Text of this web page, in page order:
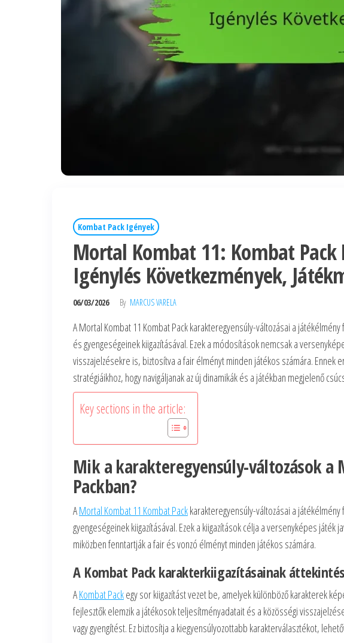
Kombat Pack Igények
Mortal Kombat 11: Kombat Pack
Igénylés Következmények,
06/03/2026 By MARCUS VARELA
A Mortal Kombat 11 Kombat Pack karakteregyensúly-változásai a
és gyengeségeinek kiigazításával. Ezek a módosítások nemcsak a
visszajelzésekre is, biztosítva a fair élményt minden játékos számára. Ennek
stratégiáikhoz, hogy navigáljanak az új dinamikák és a játékban megjelenő
Key sections in the article:
Mik a karakteregyensúly-változások a
Packban?
AMortal Kombat 11 Kombat Packkarakteregyensúly-változásai a
gyengeségeinek kiigazításával. Ezek a kiigazítások célja a versenyképes
miközben fenntartják a fair és vonzó élményt minden játékos számára.
A Kombat Pack karakterkiigazításainak
AKombat Packegy sor kiigazítást vezet be, amelyek különböző karakterek
fejlesztők elemzik a játékosok teljesítményadatait és a közösségi
vagy gyengítést. Ez biztosítja a kiegyensúlyozottabb karakterválasztékot,